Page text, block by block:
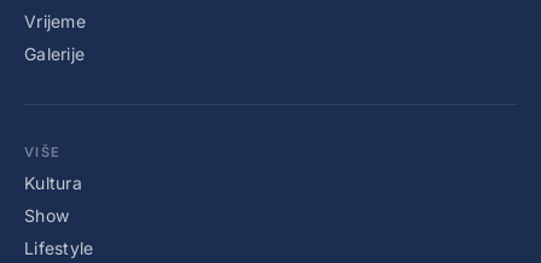
Vrijeme
Galerije
VIŠE
Kultura
Show
Lifestyle